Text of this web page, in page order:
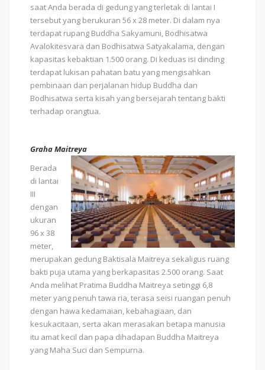
saat Anda berada di gedung yang terletak di lantai I
tersebut yang berukuran 56 x 28 meter. Di dalam nya
terdapat rupang Buddha Sakyamuni, Bodhisatwa
Avalokitesvara dan Bodhisatwa Satyakalama, dengan
kapasitas kebaktian 1.500 orang. Di keduas isi dinding
terdapat lukisan pahatan batu yang mengisahkan
pembinaan dan perjalanan hidup Buddha dan
Bodhisatwa serta kisah yang bersejarah tentang bakti
terhadap orangtua.
Graha Maitreya
Berada
di lantai
III
dengan
ukuran
96 x 38
meter,
merupakan gedung Baktisala Maitreya sekaligus ruang
bakti puja utama yang berkapasitas 2.500 orang. Saat
Anda melihat Pratima Buddha Maitreya setinggi 6,8
meter yang penuh tawa ria, terasa seisi ruangan penuh
dengan hawa kedamaian, kebahagiaan, dan
kesukacitaan, serta akan merasakan betapa manusia
itu amat kecil dan papa dihadapan Buddha Maitreya
yang Maha Suci dan Sempurna.